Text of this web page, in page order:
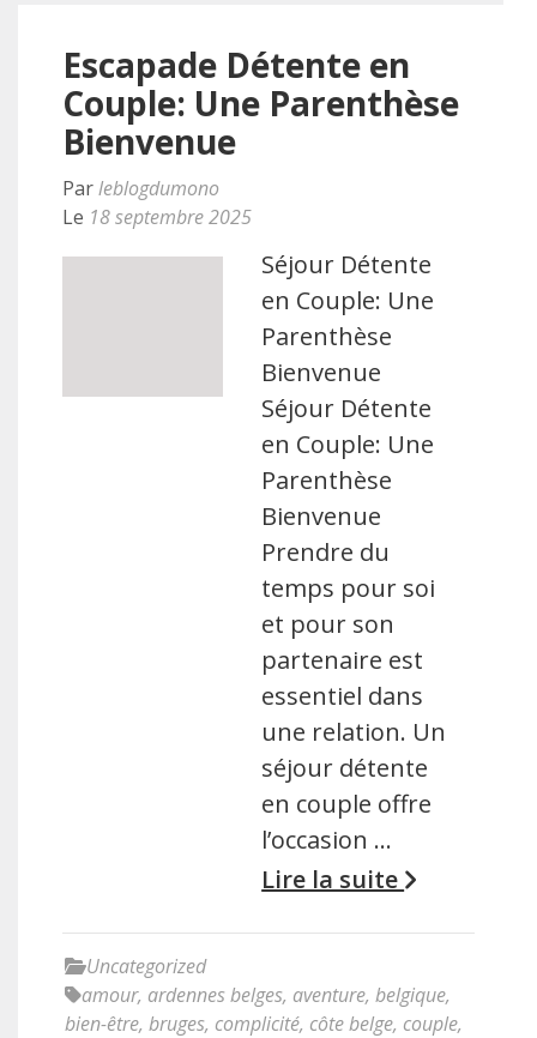
Escapade Détente en
Couple: Une Parenthèse
Bienvenue
Parleblogdumono
Le 18 septembre 2025
Séjour Détente
en Couple: Une
Parenthèse
Bienvenue
Séjour Détente
en Couple: Une
Parenthèse
Bienvenue
Prendre du
temps pour soi
et pour son
partenaire est
essentiel dans
une relation. Un
séjour détente
en couple offre
l’occasion …
Lire la suite
Uncategorized
amour, ardennes belges, aventure, belgique,
bien-être, bruges, complicité, côte belge, couple,